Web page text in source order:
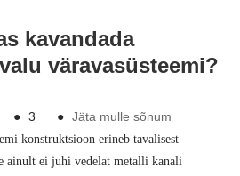
kavandada
väravasüsteemi?
● 3 ● Jäta mulle sõnum
konstruktsioon erineb tavalisest
ainult ei juhi vedelat metalli kanali